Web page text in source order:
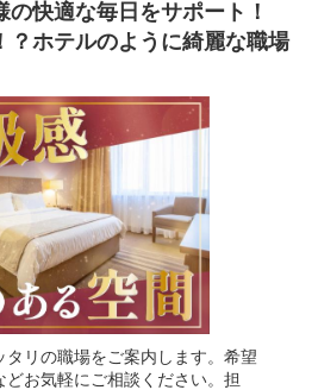
快適な毎日をサポート！
？ホテルのように綺麗な職場
タリの職場をご案内します。希望
お気軽にご相談ください。担